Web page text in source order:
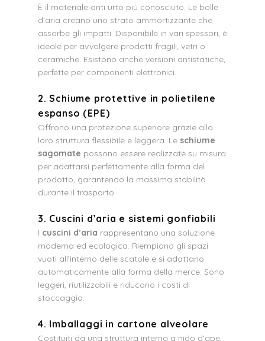
È il materiale anti urto più conosciuto. Le bolle
d’aria creano uno strato ammortizzante che
assorbe gli impatti. Disponibile in vari spessori, è
ideale per avvolgere prodotti fragili, vetri o
ceramiche. Esistono anche versioni antistatiche,
perfette per componenti elettronici.
2. Schiume protettive in polietilene
espanso (EPE)
Offrono una protezione superiore grazie alla
loro struttura flessibile e leggera. Le schiume
sagomate possono essere realizzate su misura
per adattarsi perfettamente alla forma del
prodotto, garantendo la massima stabilità
durante il trasporto.
3. Cuscini d’aria e sistemi gonfiabili
I cuscini d’aria rappresentano una soluzione
moderna ed ecologica. Riempiono gli spazi
vuoti all’interno delle scatole e si adattano
automaticamente alla forma della merce. Sono
leggeri, riutilizzabili e riducono i costi di
stoccaggio.
4. Imballaggi in cartone alveolare
Costituiti da una struttura interna a nido d’ape,